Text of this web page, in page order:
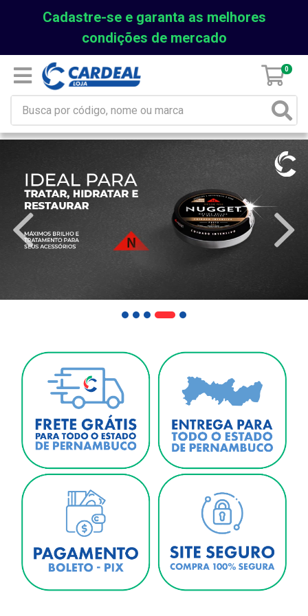
Cadastre-se e garanta as melhores
condições de mercado
0